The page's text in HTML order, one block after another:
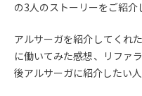
の3人のストーリーをご紹介
アルサーガを紹介してくれ
に働いてみた感想、リファ
後アルサーガに紹介したい